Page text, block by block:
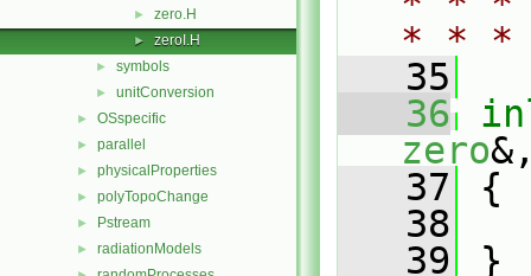
► zero.H
► zeroI.H
► symbols
► unitConversion
► OSspecific
► parallel
► physicalProperties
► polyTopoChange
► Pstream
► radiationModels
* *
   35
   36
zero
   37
{
   38
   39
}